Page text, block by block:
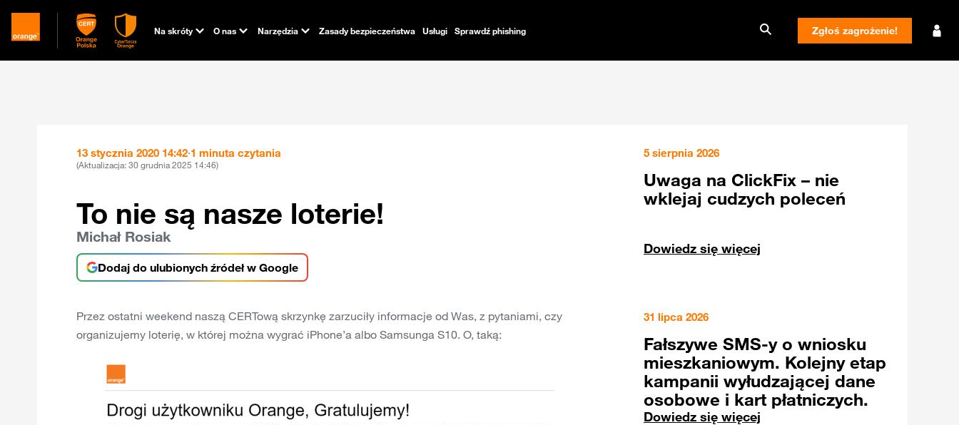
Na skróty O nas Narzędzia Zasady bezpieczeństwa Usługi Sprawdź phishing Zgłoś zagrożenie!
13 stycznia 2020 14:42·1 minuta czytania
(Aktualizacja:30 grudnia 2025 14:46)
To nie są nasze loterie!
Michał Rosiak
Dodaj do ulubionych źródeł w Google
Przez ostatni weekend naszą CERTową skrzynkę zarzuciły informacje od Was, z pytaniami, czy
organizujemy loterię, w której można wygrać iPhone’a albo Samsunga S10. O, taką:
5 sierpnia 2026
Uwaga na ClickFix – nie
wklejaj cudzych poleceń
Dowiedz się więcej
31 lipca 2026
Fałszywe SMS-y o wniosku
mieszkaniowym. Kolejny etap
kampanii wyłudzającej dane
osobowe i kart płatniczych.
Dowiedz się więcej